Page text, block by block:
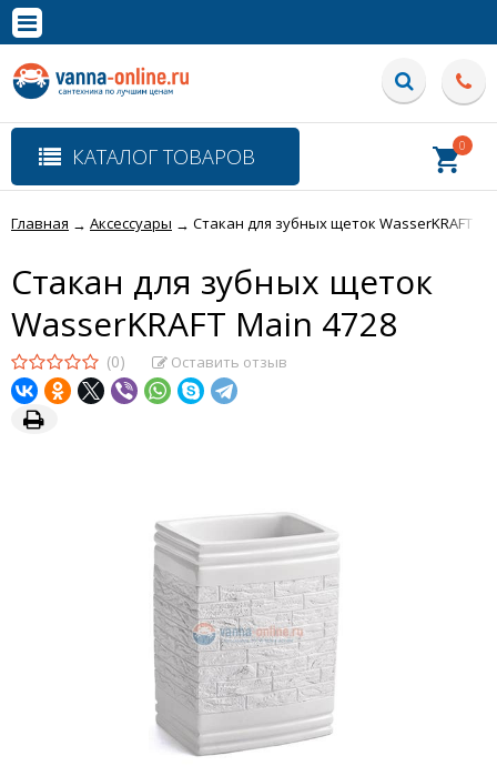
Полная версия сайта
КАТАЛОГ ТОВАРОВ 0
Главная → Аксессуары → Стакан для зубных щеток WasserKRAFT
Стакан для зубных щеток
WasserKRAFT Main 4728
(0) Оставить отзыв